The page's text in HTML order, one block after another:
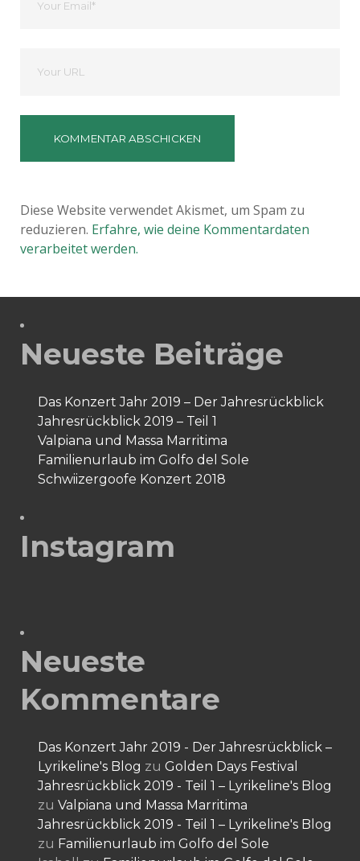
Email
Website
Diese Website verwendet Akismet, um Spam zu
reduzieren. Erfahre, wie deine Kommentardaten
verarbeitet werden.
Neueste Beiträge
Das Konzert Jahr 2019 – Der Jahresrückblick
Jahresrückblick 2019 – Teil 1
Valpiana und Massa Marritima
Familienurlaub im Golfo del Sole
Schwiizergoofe Konzert 2018
Instagram
Neueste
Kommentare
Das Konzert Jahr 2019 - Der Jahresrückblick –
Lyrikeline's Blog zu Golden Days Festival
Jahresrückblick 2019 - Teil 1 – Lyrikeline's Blog
zu Valpiana und Massa Marritima
Jahresrückblick 2019 - Teil 1 – Lyrikeline's Blog
zu Familienurlaub im Golfo del Sole